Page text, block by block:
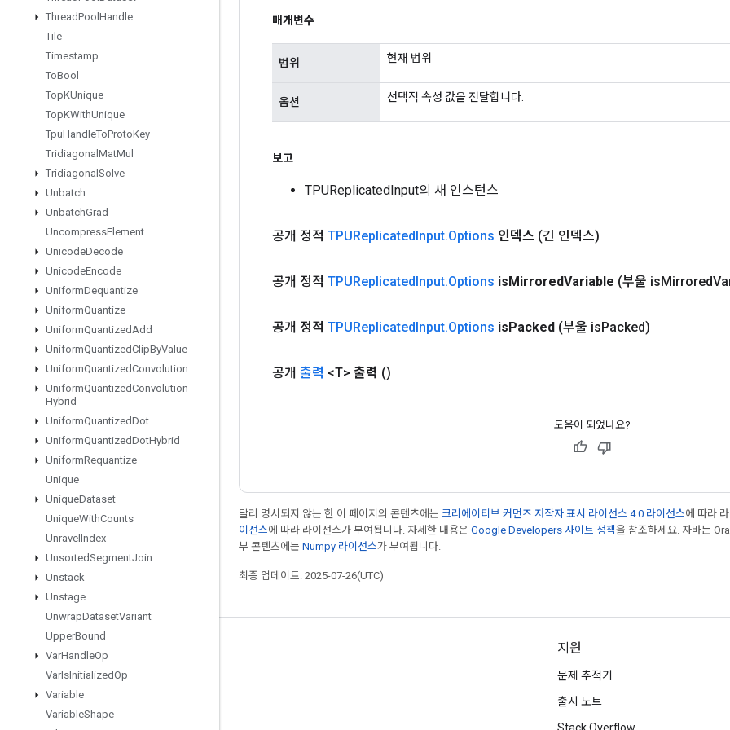
ThreadPool Handle
Tile
Timestamp
ToBool
TopKUnique
TopKWithUnique
TpuHandleToProtoKey
Tridiagonal MatMul
Tridiagonal Solve
Unbatch
UnbatchGrad
UncompressElement
UnicodeDecode
UnicodeEncode
UniformDequantize
UniformQuantize
UniformQuantizedAdd
UniformQuantizedClipByValue
UniformQuantizedConvolution
UniformQuantizedConvolution
Hybrid
UniformQuantizedDot
UniformQuantizedDotHybrid
UniformRequantize
Unique
UniqueDataset
UniqueWithCounts
Unravel Index
UnsortedSegmentJoin
Unstack
Unstage
UnwrapDatasetVariant
UpperBound
VarHandleOp
VarIsInitializedOp
Variable
VariableShape
매개변수
범위 현재 범위
옵션 선택적 속성 값을 전달합니다.
보고
TPUReplicatedInput의 새 인스턴스
공개 정적 TPUReplicatedInput.Options 인덱스 (긴 인덱스)
공개 정적 TPUReplicatedInput.Options isMirroredVariable (부울 isMirrored
공개 정적 TPUReplicatedInput.Options isPacked (부울 isPacked)
공개 출력 <T> 출력 ()
도움이 되었나요?
달리 명시되지 않는 한 이 페이지의 콘텐츠에는 크리에이티브 커먼즈 저작자 표시 라이선스 4.0 라이선스에 따라
이선스에 따라 라이선스가 부여됩니다. 자세한 내용은 Google Developers 사이트 정책을 참조하세요. 자바는
부 콘텐츠에는 Numpy 라이선스가 부여됩니다.
최종 업데이트: 2025-07-26(UTC)
최신 소식 확인하기
블로그
포럼
지원
문제 추적기
출시 노트